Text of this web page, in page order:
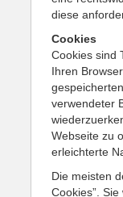
diese
Cookies
Cookies sind
Ihren
verwendeter
Webseite zu
erleichterte
Die meisten
Cookies”.